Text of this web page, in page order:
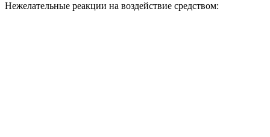
Нежелательные реакции на воздействие средством: